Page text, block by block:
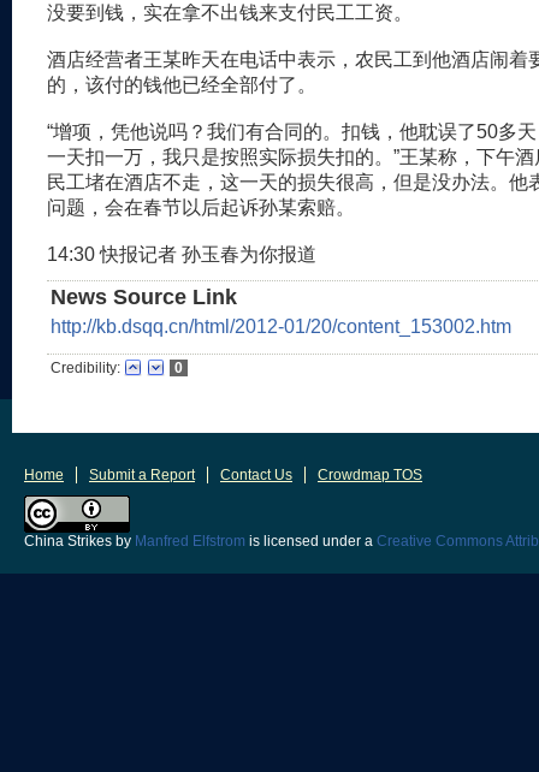
没要到钱，实在拿不出钱来支付民工工资。
酒店经营者王某昨天在电话中表示，农民工到他酒店闹着
的，该付的钱他已经全部付了。
“增项，凭他说吗？我们有合同的。扣钱，他耽误了50多
一天扣一万，我只是按照实际损失扣的。”王某称，下午
民工堵在酒店不走，这一天的损失很高，但是没办法。他
问题，会在春节以后起诉孙某索赔。
14:30 快报记者 孙玉春为你报道
News Source Link
http://kb.dsqq.cn/html/2012-01/20/content_153002.htm
Credibility: 0
Home Submit a Report Contact Us Crowdmap TOS
China Strikes by Manfred Elfstrom is licensed under a Creative Commons